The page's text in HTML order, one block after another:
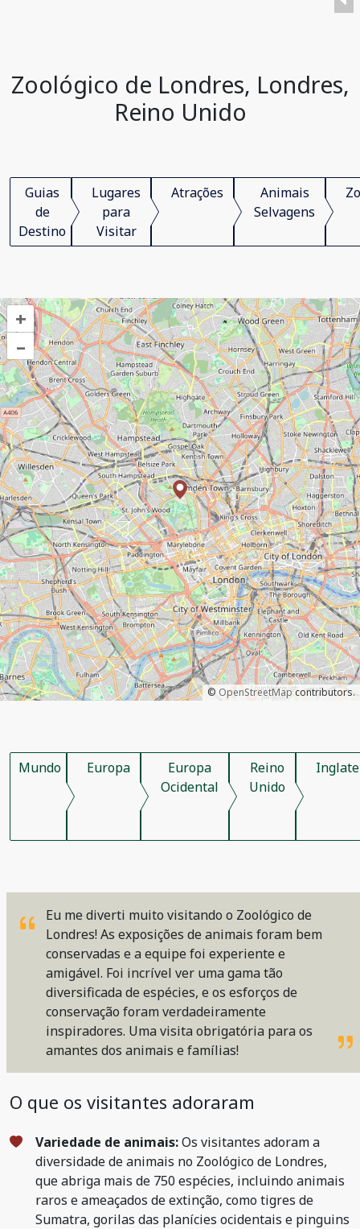
Zoológico de Londres, Londres,
Reino Unido
Guias
de
Destino
Lugares
para
Visitar
Atrações
Animais
Selvagens
+
–
© OpenStreetMapcontributors.
Mundo Europa
Europa
Ocidental
Reino
Unido
Eu me diverti muito visitando o Zoológico de
Londres! As exposições de animais foram bem
conservadas e a equipe foi experiente e
amigável. Foi incrível ver uma gama tão
diversificada de espécies, e os esforços de
conservação foram verdadeiramente
inspiradores. Uma visita obrigatória para os
amantes dos animais e famílias!
O que os visitantes adoraram
Variedade de animais:Os visitantes adoram a
diversidade de animais no Zoológico de Londres,
que abriga mais de 750 espécies, incluindo animais
raros e ameaçados de extinção, como tigres de
Sumatra, gorilas das planícies ocidentais e pinguins